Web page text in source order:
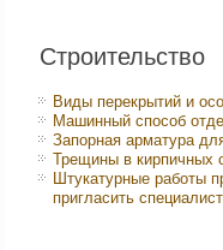
Строительство
Виды перекрытий и
Машинный способ
Запорная арматура
Трещины в кирпичных
Штукатурные работы
пригласить